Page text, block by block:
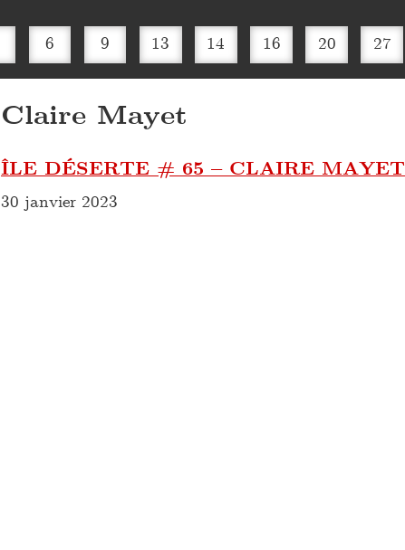
6 9 13 14 16 20 27
Claire Mayet
ÎLE DÉSERTE # 65 – CLAIRE MAYET
30 janvier 2023